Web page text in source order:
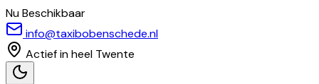
Nu Beschikbaar
info@taxibobenschede.nl
Actief in heel Twente